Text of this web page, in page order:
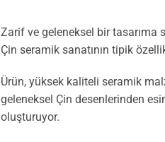
Zarif ve geleneksel bir tasarıma
Çin seramik sanatının tipik
Ürün, yüksek kaliteli seramik
geleneksel Çin desenlerinden
oluşturuyor.